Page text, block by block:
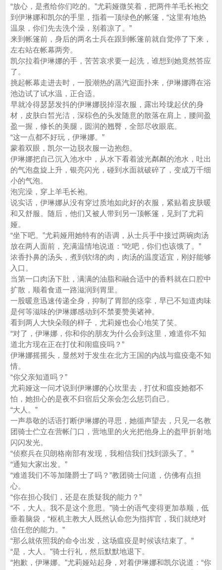
“放心，是煮给你们吃的。”尤莉娅微笑着，把两件羊毛长袍交
到伊琳娜和凯尔的手里，指着一顶绿色的帐篷，“这里有地热
温泉，你们先去洗个澡，别着凉了。”
来到帐篷前，身后的两名士兵在跟到帐篷前就自觉停了下来，
左右站在帐幕两旁。
凯尔拉着伊琳娜的手，苦苦哀求要一起洗，谁想到她竟然答应
了。
挑起帐幕走进去时，一股潮热的蒸汽迎面扑来，伊琳娜蹲在浴
池边试了试水温，正合适。
早就冷得瑟瑟发抖的伊琳娜脱掉湿衣服，露出玲珑起伏的身
材，皮肤白皙光洁，深棕色的头发随意的散落在肩上，腰间盈
盈一握，修长的美腿，圆润的翘臀，全部尽收眼底。
“这一点都不好玩，伊琳娜。”
蒙着双眼，凯尔一边脱衣服一边抱怨。
伊琳娜把自己沉入池水中，从水下看着波光粼粼的池水，吐出
的气泡盘旋上升，银亮闪光，碰到水面就破碎了，变成万千细
小的气泡。
泡完澡，穿上羊毛长袍。
说实话，伊琳娜从没有穿过质地如此好的衣服，紧贴着皮肤暖
和又舒服。随后，他们又被人带到另一顶帐篷，见到了尤莉
娅。
“坐下吧。”尤莉娅用她特有的语调，从士兵手中接过两碗肉汤
放在两人面前，充满温情地说道：“吃吧，你们也该饿了。”
浓香扑鼻的汤头，煮到软绵的肉，肉汤的温度适宜，刚好能够
入口。
当第一口肉汤下肚，满满的油脂和融合适中的香料就在口腔中
扩散，顺着食道一路滋润到胃里。
一股暖意迅速传递全身，抑制了胃部的痉挛，早已不知道肉味
是何等滋味的伊琳娜感动到不禁要赞美诸神。
看到两人大快朵颐的样子，尤莉娅也会心地笑了笑。
“对了，伊琳娜，你和你的朋友为什么会到这里，难道你不知
道北方现在正在打仗和闹瘟疫吗？”
伊琳娜摇摇头，显然对于发生在北方王国的内战与瘟疫毫不知
情。
“你父亲知道吗？”
尤莉娅这一问才说到伊琳娜的心坎里去，打仗和瘟疫她都不
怕，她担心的是夜不归宿后父亲会怎么惩罚自己。
“大人。”
一声恭敬的话语打断伊琳娜的寻思，她循声望去，只见一名教
团骑士伫立在营帐门口，营地里的火光把他身上的盔甲折射地
闪闪发光。
“侦察兵在贝朗格南部有发现，我相信我们找到源头了。”
“通知大家出发。”
“难道我们不等加隆爵士了吗？”教团骑士问道，仿佛有点担
心。
“你在担心我们，还是在质疑我的能力？”
“不，大人。我不是这个意思。”骑士的语气变得更加恭顺，低
垂着脑袋，“枢机主教大人既然认命您为指挥官，我们就绝对
信任您的能力。”
“那么就依照我的命令出发，这场瘟疫是时候该结束了。”
“是，大人。”骑士行礼，然后默默地退下。
“抱歉，伊琳娜。”尤莉娅站起身，对着伊琳娜和凯尔说道：“你